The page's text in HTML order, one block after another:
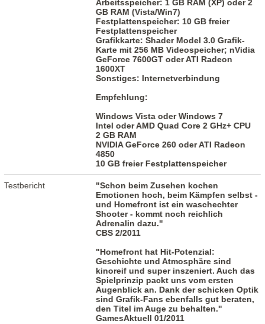
Arbeitsspeicher: 1 GB RAM (XP) oder 2
GB RAM (Vista/Win7)
Festplattenspeicher: 10 GB freier
Festplattenspeicher
Grafikkarte: Shader Model 3.0 Grafik-
Karte mit 256 MB Videospeicher; nVidia
GeForce 7600GT oder ATI Radeon
1600XT
Sonstiges: Internetverbindung
Empfehlung:
Windows Vista oder Windows 7
Intel oder AMD Quad Core 2 GHz+ CPU
2 GB RAM
NVIDIA GeForce 260 oder ATI Radeon
4850
10 GB freier Festplattenspeicher
Testbericht
"Schon beim Zusehen kochen
Emotionen hoch, beim Kämpfen selbst -
und Homefront ist ein waschechter
Shooter - kommt noch reichlich
Adrenalin dazu."
CBS 2/2011
"Homefront hat Hit-Potenzial:
Geschichte und Atmosphäre sind
kinoreif und super inszeniert. Auch das
Spielprinzip packt uns vom ersten
Augenblick an. Dank der schicken Optik
sind Grafik-Fans ebenfalls gut beraten,
den Titel im Auge zu behalten."
GamesAktuell 01/2011